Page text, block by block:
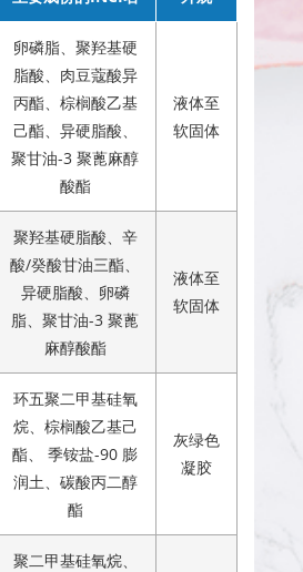
卵磷脂、聚羟基硬
脂酸、肉豆蔻酸异
丙酯、棕榈酸乙基
己酯、异硬脂酸、
聚甘油-3 聚蓖麻醇
酸酯
液体至
软固体
聚羟基硬脂酸、辛
酸/癸酸甘油三酯、
异硬脂酸、卵磷
脂、聚甘油-3 聚蓖
麻醇酸酯
液体至
软固体
环五聚二甲基硅氧
烷、棕榈酸乙基己
酯、 季铵盐-90 膨
润土、碳酸丙二醇
酯
灰绿色
凝胶
聚二甲基硅氧烷、